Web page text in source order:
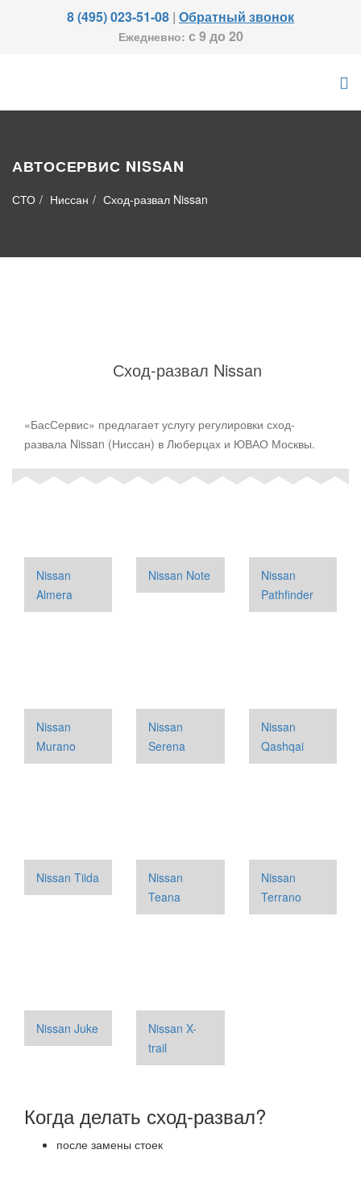
8 (495) 023-51-08 | Обратный звонок
Ежедневно: с 9 до 20
АВТОСЕРВИС NISSAN
СТО Ниссан Сход-развал Nissan
Сход-развал Nissan
«БасСервис» предлагает услугу регулировки сход-
развала Nissan (Ниссан) в Люберцах и ЮВАО Москвы.
Nissan
Almera
Nissan Note
Nissan
Pathfinder
Nissan
Murano
Nissan
Serena
Nissan
Qashqai
Nissan Tiida
Nissan
Teana
Nissan
Terrano
Nissan Juke
Nissan X-
trail
Когда делать сход-развал?
после замены стоек